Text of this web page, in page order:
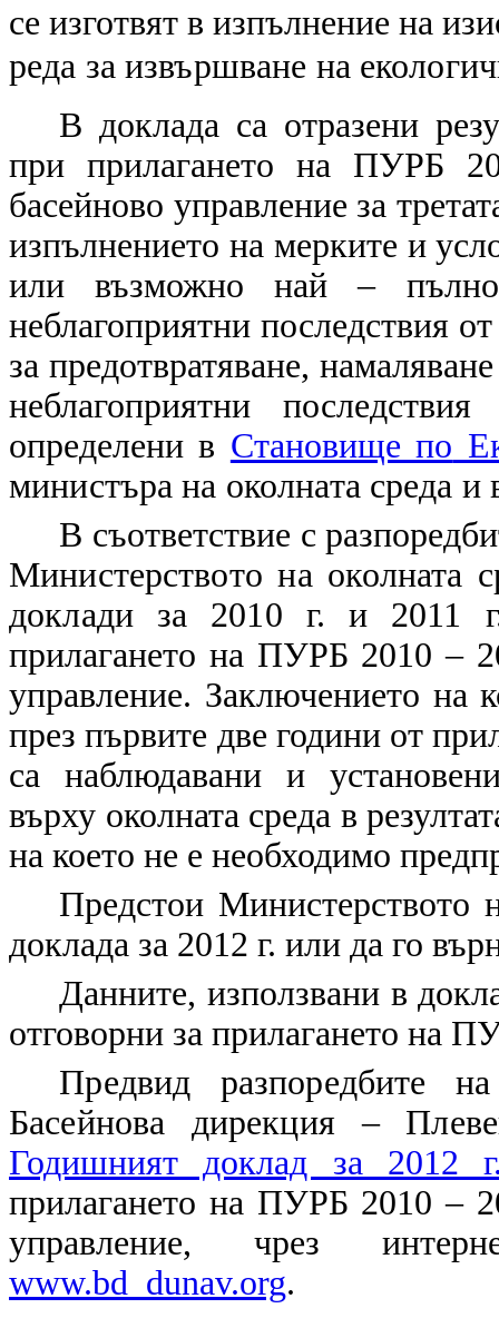
се изготвят в изпълнение на
реда за извършване на
В доклада са отразени
при прилагането на ПУРБ
басейново управление за
изпълнението на мерките и
или възможно най – пълно
неблагоприятни последствия
за предотвратяване,
неблагоприятни
определени в Становище по
министъра на околната среда и
В съответствие с
Министерството на околната
доклади за 2010 г. и 2011
прилагането на ПУРБ 2010 –
управление. Заключението на
през първите две години от
са наблюдавани и
върху околната среда в
на което не е необходимо
Предстои Министерството
доклада за 2012 г. или да го
Данните, използвани в
отговорни за прилагането на
Предвид разпоредбите
Басейнова дирекция –
Годишният доклад за 2012
прилагането на ПУРБ 2010 –
управление, чрез
www.bd_dunav.org.